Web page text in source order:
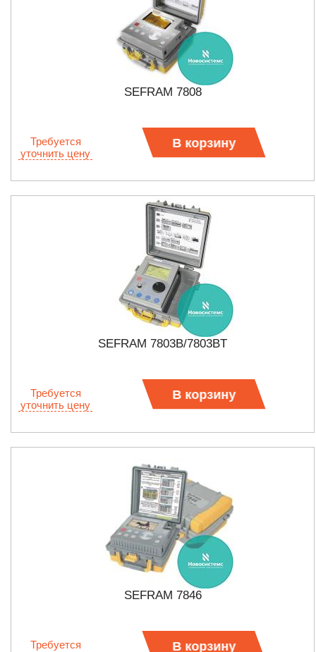
SEFRAM 7808
Требуется
уточнить цену
В корзину
SEFRAM 7803B/7803BT
Требуется
уточнить цену
В корзину
SEFRAM 7846
Требуется
В корзину